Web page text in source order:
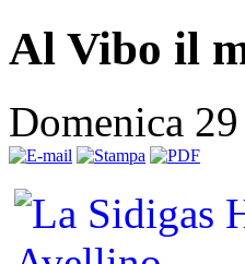
Al Vibo il
Domenica